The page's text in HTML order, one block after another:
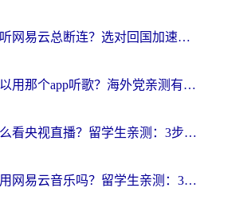
在海外听网易云总断连？选对回国加速器，告别地区限制和卡顿
国外可以用那个app听歌？海外党亲测有效的回国加速方案，轻松听国内音乐听书
海外怎么看央视直播？留学生亲测：3步解决版权限制+追剧自由
国外能用网易云音乐吗？留学生亲测：3步解决海外听歌难题